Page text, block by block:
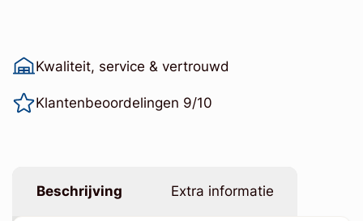
Kwaliteit, service & vertrouwd
Klantenbeoordelingen 9/10
Beschrijving Extra informatie